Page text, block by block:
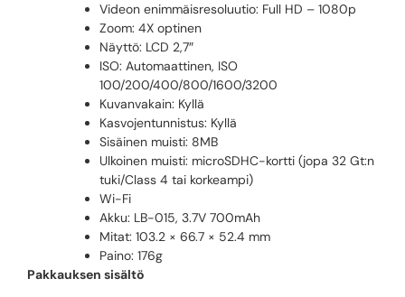
Videon enimmäisresoluutio: Full HD – 1080p
Zoom: 4X optinen
Näyttö: LCD 2,7″
ISO: Automaattinen, ISO
100/200/400/800/1600/3200
Kuvanvakain: Kyllä
Kasvojentunnistus: Kyllä
Sisäinen muisti: 8MB
Ulkoinen muisti: microSDHC-kortti (jopa 32 Gt:n
tuki/Class 4 tai korkeampi)
Wi-Fi
Akku: LB-015, 3.7V 700mAh
Mitat: 103.2 × 66.7 × 52.4 mm
Paino: 176g
Pakkauksen sisältö